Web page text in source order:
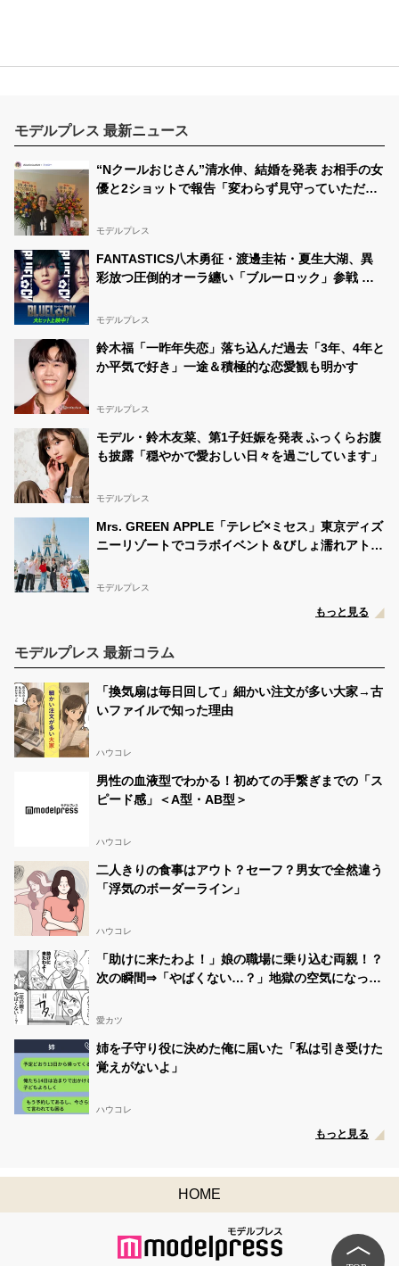
モデルプレス 最新ニュース
“Nクールおじさん”清水伸、結婚を発表 お相手の女
優と2ショットで報告「変わらず見守っていただけ
モデルプレス
FANTASTICS八木勇征・渡邊圭祐・夏生大湖、異
彩放つ圧倒的オーラ纏い「ブルーロック」参戦 全
モデルプレス
鈴木福「一昨年失恋」落ち込んだ過去「3年、4年と
か平気で好き」一途＆積極的な恋愛観も明かす
モデルプレス
モデル・鈴木友菜、第1子妊娠を発表 ふっくらお腹
も披露「穏やかで愛おしい日々を過ごしています」
モデルプレス
Mrs. GREEN APPLE「テレビ×ミセス」東京ディズ
ニーリゾートでコラボイベント＆びしょ濡れアトラ
モデルプレス
もっと見る
モデルプレス 最新コラム
「換気扇は毎日回して」細かい注文が多い大家→古
いファイルで知った理由
ハウコレ
男性の血液型でわかる！初めての手繋ぎまでの「ス
ピード感」＜A型・AB型＞
ハウコレ
二人きりの食事はアウト？セーフ？男女で全然違う
「浮気のボーダーライン」
ハウコレ
「助けに来たわよ！」娘の職場に乗り込む両親！？
次の瞬間⇒「やばくない…？」地獄の空気になった
愛カツ
姉を子守り役に決めた俺に届いた「私は引き受けた
覚えがないよ」
ハウコレ
もっと見る
HOME